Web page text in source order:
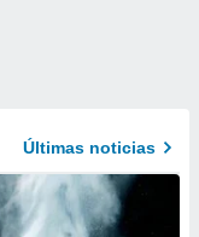
Últimas noticias